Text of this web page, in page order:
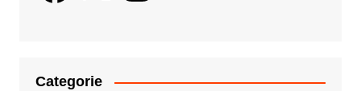
Categorie